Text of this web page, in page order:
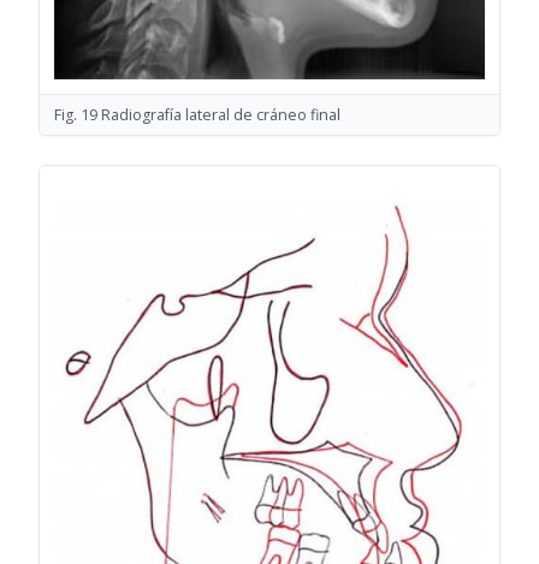
Fig. 19 Radiografía lateral de cráneo final